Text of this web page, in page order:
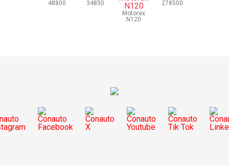
48800
34850
Motorex
N120
278500